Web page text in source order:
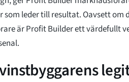
leder till resultat. Oavsett om
är Profit Builder ett värdefullt